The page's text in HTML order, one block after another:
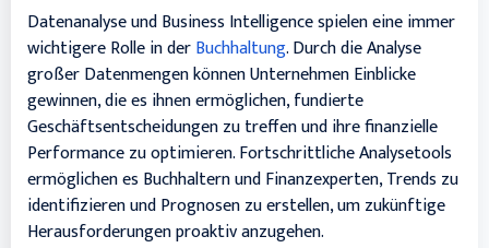
Datenanalyse und Business Intelligence spielen eine immer
wichtigere Rolle in derBuchhaltung. Durch die Analyse
großer Datenmengen können Unternehmen Einblicke
gewinnen, die es ihnen ermöglichen, fundierte
Geschäftsentscheidungen zu treffen und ihre finanzielle
Performance zu optimieren. Fortschrittliche Analysetools
ermöglichen es Buchhaltern und Finanzexperten, Trends zu
identifizieren und Prognosen zu erstellen, um zukünftige
Herausforderungen proaktiv anzugehen.